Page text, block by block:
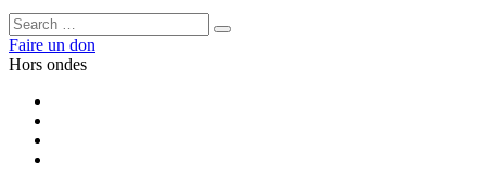
Rechercher :
Rechercher
Faire un don
Hors ondes